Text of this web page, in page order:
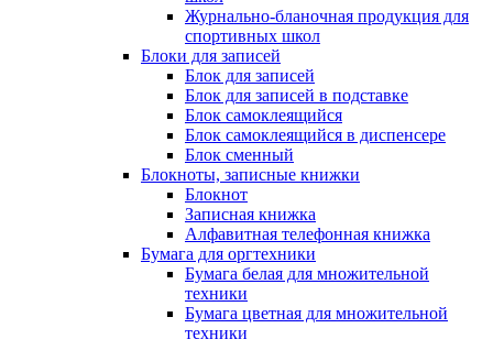
Журнально-бланочная продукция для
спортивных школ
Блоки для записей
Блок для записей
Блок для записей в подставке
Блок самоклеящийся
Блок самоклеящийся в диспенсере
Блок сменный
Блокноты, записные книжки
Блокнот
Записная книжка
Алфавитная телефонная книжка
Бумага для оргтехники
Бумага белая для множительной
техники
Бумага цветная для множительной
техники